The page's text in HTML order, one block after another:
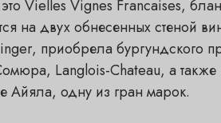
Vielles Vignes Francaises,
на двух обнесенных стеной
приобрела бургундского
Langlois-Chateau, а
Айяла, одну из гран марок.